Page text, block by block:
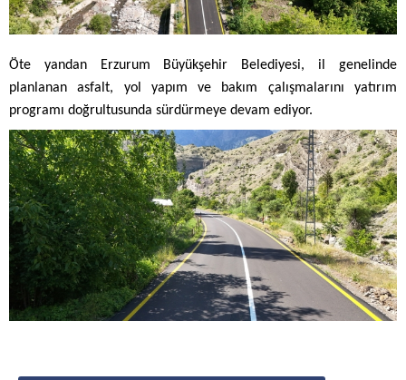
Öte yandan Erzurum Büyükşehir Belediyesi, il genelinde
planlanan asfalt, yol yapım ve bakım çalışmalarını yatırım
programı doğrultusunda sürdürmeye devam ediyor.